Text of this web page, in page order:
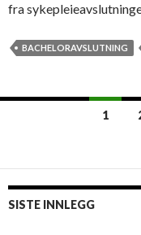
fra
BACHELORAVSLUTNING
1
SISTE INNLEGG